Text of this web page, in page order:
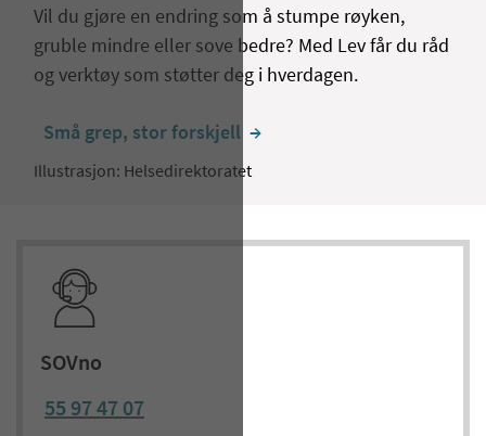
Vil du gjøre en endring som å stumpe røyken,
gruble mindre eller sove bedre? Med Lev får du råd
og verktøy som støtter deg i hverdagen.
Små grep, stor forskjell
  →
Illustrasjon: Helsedirektoratet
SOVno
55 97 47 07